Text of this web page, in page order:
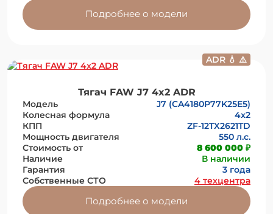
Подробнее о модели
ADR 💧 ⚠️
Тягач FAW J7 4x2 ADR
Модель
J7 (CA4180P77K25E5)
Колесная формула
4x2
КПП
ZF-12TX2621TD
Мощность двигателя
550 л.с.
Стоимость от
8 600 000 ₽
Наличие
В наличии
Гарантия
3 года
Собственные СТО
4 техцентра
Подробнее о модели